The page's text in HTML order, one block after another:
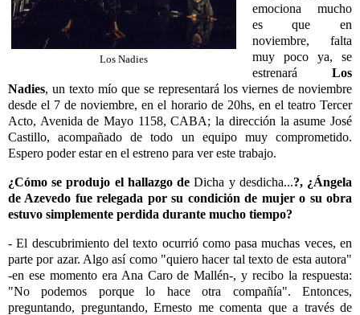
Los Nadies
emociona mucho
es que en
noviembre, falta
muy poco ya, se
estrenará Los
Nadies, un texto mío que se representará los viernes de noviembre
desde el 7 de noviembre, en el horario de 20hs, en el teatro Tercer
Acto, Avenida de Mayo 1158, CABA; la dirección la asume José
Castillo, acompañado de todo un equipo muy comprometido.
Espero poder estar en el estreno para ver este trabajo.
¿Cómo se produjo el hallazgo deDicha y desdicha...?, ¿Ángela
de Azevedo fue relegada por su condición de mujer o su obra
estuvo simplemente perdida durante mucho tiempo?
- El descubrimiento del texto ocurrió como pasa muchas veces, en
parte por azar. Algo así como "quiero hacer tal texto de esta autora"
-en ese momento era Ana Caro de Mallén-, y recibo la respuesta:
"No podemos porque lo hace otra compañía". Entonces,
preguntando, preguntando, Ernesto me comenta que a través de